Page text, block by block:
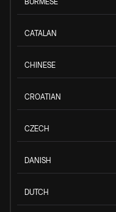
CATALAN
CHINESE
CROATIAN
CZECH
DANISH
DUTCH